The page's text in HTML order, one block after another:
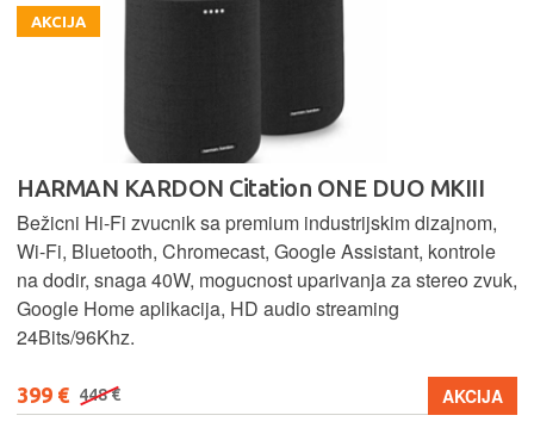
AKCIJA
HARMAN KARDON Citation ONE DUO MKIII
Bežicni Hi-Fi zvucnik sa premium industrijskim dizajnom,
Wi-Fi, Bluetooth, Chromecast, Google Assistant, kontrole
na dodir, snaga 40W, mogucnost uparivanja za stereo zvuk,
Google Home aplikacija, HD audio streaming
24Bits/96Khz.
399 € 448 € AKCIJA